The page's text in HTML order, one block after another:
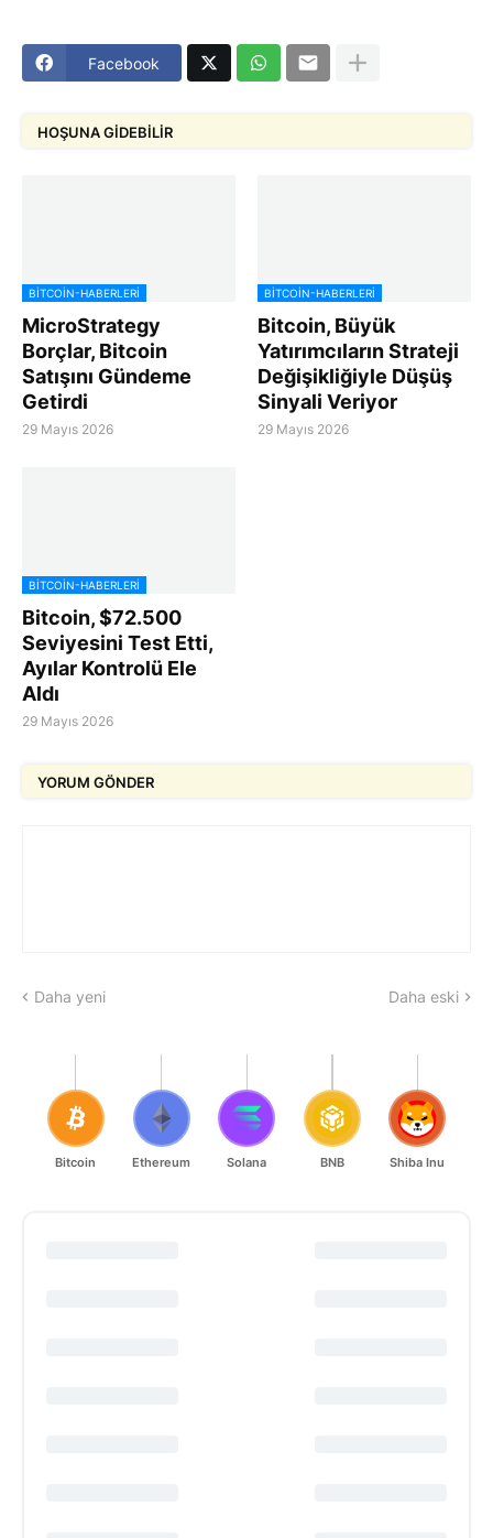
Facebook
HOŞUNA GIDEBILIR
BITCOIN-HABERLERI
MicroStrategy
Borçlar, Bitcoin
Satışını Gündeme
Getirdi
29 Mayıs 2026
BITCOIN-HABERLERI
Bitcoin, Büyük
Yatırımcıların Strateji
Değişikliğiyle Düşüş
Sinyali Veriyor
29 Mayıs 2026
BITCOIN-HABERLERI
Bitcoin, $72.500
Seviyesini Test Etti,
Ayılar Kontrolü Ele
Aldı
29 Mayıs 2026
YORUM GÖNDER
Daha yeni Daha eski
Bitcoin Ethereum Solana BNB Shiba Inu